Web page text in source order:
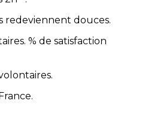
redeviennent douces.
% de satisfaction